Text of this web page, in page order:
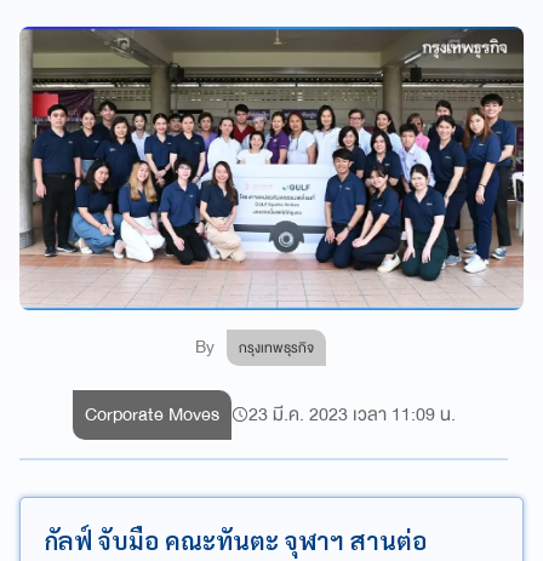
By กรุงเทพธุรกิจ
Corporate Moves 23 มี.ค. 2023 เวลา 11:09 น.
กัลฟ์ จับมือ คณะทันตะ จุฬาฯ สานต่อ